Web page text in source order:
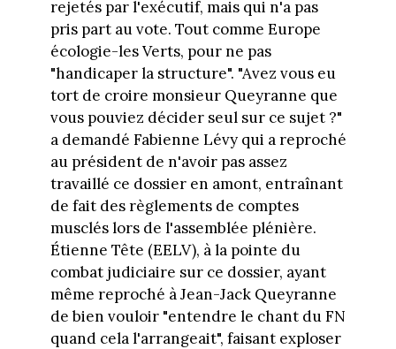
rejetés par l'exécutif, mais qui n'a pas
pris part au vote. Tout comme Europe
écologie-les Verts, pour ne pas
"handicaper la structure". "Avez vous eu
tort de croire monsieur Queyranne que
vous pouviez décider seul sur ce sujet ?"
a demandé Fabienne Lévy qui a reproché
au président de n'avoir pas assez
travaillé ce dossier en amont, entraînant
de fait des règlements de comptes
musclés lors de l'assemblée plénière.
Étienne Tête (EELV), à la pointe du
combat judiciaire sur ce dossier, ayant
même reproché à Jean-Jack Queyranne
de bien vouloir "entendre le chant du FN
quand cela l'arrangeait", faisant exploser